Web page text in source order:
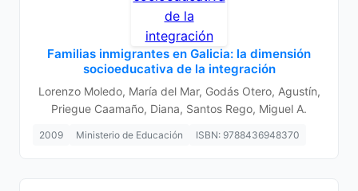
Familias inmigrantes en Galicia: la dimensión
socioeducativa de la integración
Lorenzo Moledo, María del Mar, Godás Otero, Agustín,
Priegue Caamaño, Diana, Santos Rego, Miguel A.
2009 Ministerio de Educación ISBN: 9788436948370